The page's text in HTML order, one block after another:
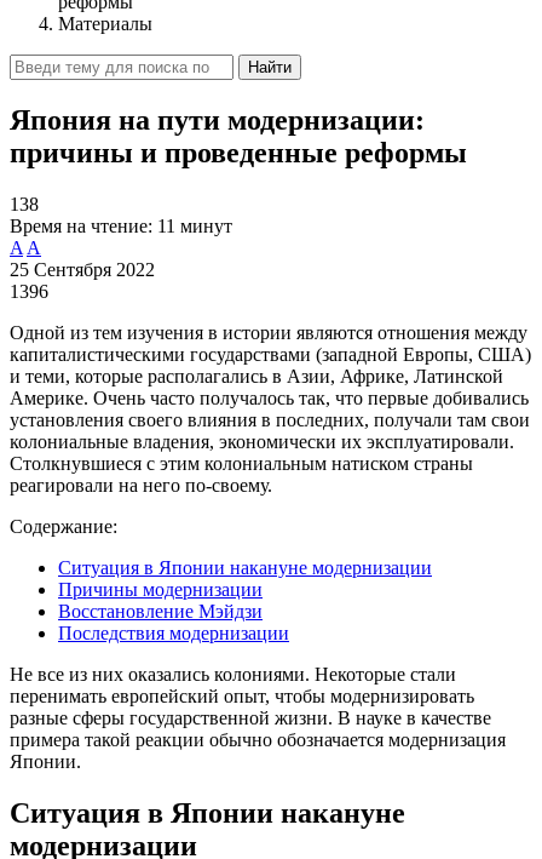
Материалы
Найти
Япония на пути модернизации:
причины и проведенные реформы
138
Время на чтение: 11 минут
A A
25 Сентября 2022
1396
Одной из тем изучения в истории являются отношения между
капиталистическими государствами (западной Европы, США)
и теми, которые располагались в Азии, Африке, Латинской
Америке. Очень часто получалось так, что первые добивались
установления своего влияния в последних, получали там свои
колониальные владения, экономически их эксплуатировали.
Столкнувшиеся с этим колониальным натиском страны
реагировали на него по-своему.
Содержание:
Ситуация в Японии накануне модернизации
Причины модернизации
Восстановление Мэйдзи
Последствия модернизации
Не все из них оказались колониями. Некоторые стали
перенимать европейский опыт, чтобы модернизировать
разные сферы государственной жизни. В науке в качестве
примера такой реакции обычно обозначается модернизация
Японии.
Ситуация в Японии накануне
модернизации